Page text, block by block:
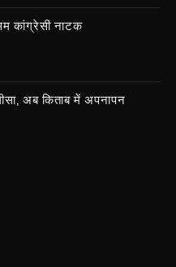
कांग्रेसी नाटक
अब किताब में अपनापन